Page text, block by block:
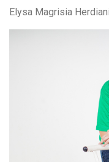
Elysa Magrisia Herdiani